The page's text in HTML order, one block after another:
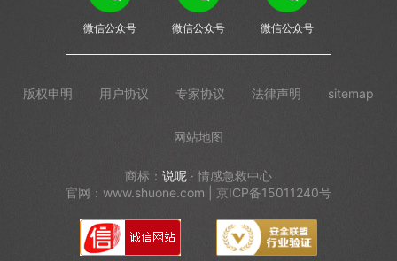
微信公众号 微信公众号 微信公众号
版权申明 用户协议 专家协议 法律声明 sitemap
网站地图
商标： 说呢 · 情感急救中心
官网：www.shuone.com | 京ICP备15011240号